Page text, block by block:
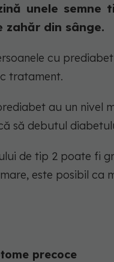
unele
zahăr din sânge.
cu
tratament.
au un nivel
să debutul
de tip 2 poate fi
este posibil ca
precoce